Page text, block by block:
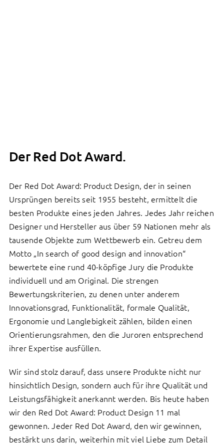
Der Red Dot Award.
Der Red Dot Award: Product Design, der in seinen
Ursprüngen bereits seit 1955 besteht, ermittelt die
besten Produkte eines jeden Jahres. Jedes Jahr reichen
Designer und Hersteller aus über 59 Nationen mehr als
tausende Objekte zum Wettbewerb ein. Getreu dem
Motto „In search of good design and innovation“
bewertete eine rund 40-köpfige Jury die Produkte
individuell und am Original. Die strengen
Bewertungskriterien, zu denen unter anderem
Innovationsgrad, Funktionalität, formale Qualität,
Ergonomie und Langlebigkeit zählen, bilden einen
Orientierungsrahmen, den die Juroren entsprechend
ihrer Expertise ausfüllen.
Wir sind stolz darauf, dass unsere Produkte nicht nur
hinsichtlich Design, sondern auch für ihre Qualität und
Leistungsfähigkeit anerkannt werden. Bis heute haben
wir den Red Dot Award: Product Design 11 mal
gewonnen. Jeder Red Dot Award, den wir gewinnen,
bestärkt uns darin, weiterhin mit viel Liebe zum Detail